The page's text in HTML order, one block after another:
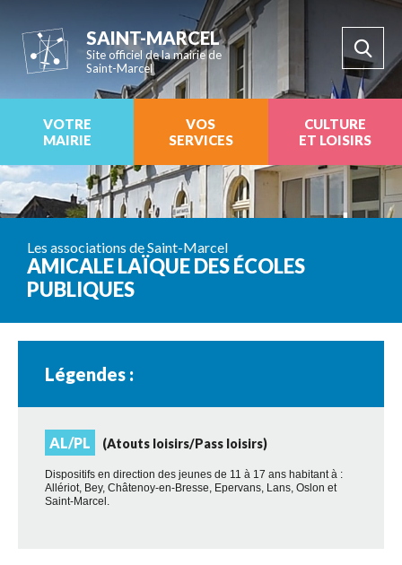
SAINT-MARCEL
Site officiel de la mairie de
Saint-Marcel
VOTRE
MAIRIE
VOS
SERVICES
CULTURE
ET LOISIRS
Les associations de Saint-Marcel
AMICALE LAÏQUE DES ÉCOLES
PUBLIQUES
Légendes :
AL/PL (Atouts loisirs/Pass loisirs)
Dispositifs en direction des jeunes de 11 à 17 ans habitant à :
Allériot, Bey, Châtenoy-en-Bresse, Epervans, Lans, Oslon et
Saint-Marcel.